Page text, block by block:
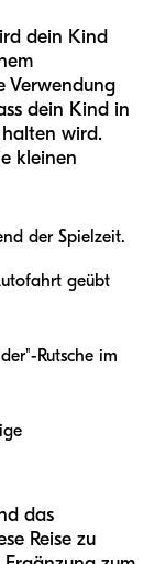
dein Kind
Verwendung
dein Kind in
wird.
kleinen
der Spielzeit.
geübt
Rutsche im
das
Reise zu